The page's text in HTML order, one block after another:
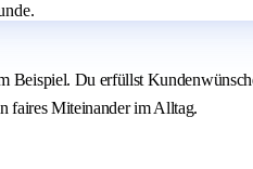
Du erfüllst
faires Miteinander im Alltag.